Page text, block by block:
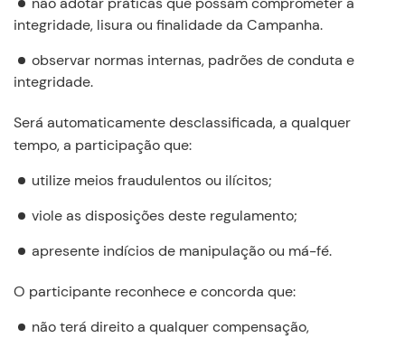
integridade, lisura ou finalidade da Campanha.
observar normas internas, padrões de conduta e
integridade.
Será automaticamente desclassificada, a qualquer
tempo, a participação que:
utilize meios fraudulentos ou ilícitos;
viole as disposições deste regulamento;
apresente indícios de manipulação ou má-fé.
O participante reconhece e concorda que:
não terá direito a qualquer compensação,